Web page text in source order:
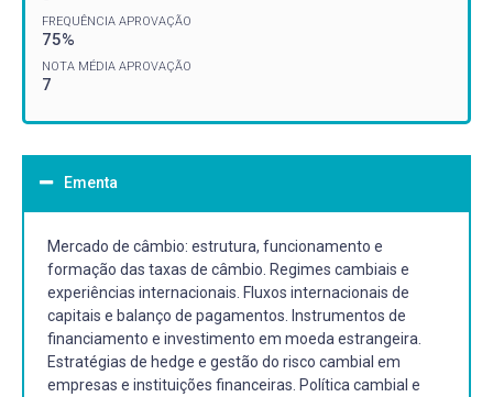
FREQUÊNCIA APROVAÇÃO
75%
NOTA MÉDIA APROVAÇÃO
7
Ementa
Mercado de câmbio: estrutura, funcionamento e
formação das taxas de câmbio. Regimes cambiais e
experiências internacionais. Fluxos internacionais de
capitais e balanço de pagamentos. Instrumentos de
financiamento e investimento em moeda estrangeira.
Estratégias de hedge e gestão do risco cambial em
empresas e instituições financeiras. Política cambial e